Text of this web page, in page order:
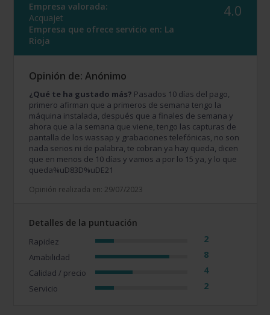
Empresa valorada:
Acquajet
Empresa que ofrece servicio en: La
Rioja
4.0
Opinión de: Anónimo
¿Qué te ha gustado más? Pasados 10 días del pago,
primero afirman que a primeros de semana tengo la
máquina instalada, después que a finales de semana y
ahora que a la semana que viene, tengo las capturas de
pantalla de los wassap y grabaciones telefónicas, no son
nada serios ni de palabra, te cobran ya hay queda, dicen
que en menos de 10 días y vamos a por lo 15 ya, y lo que
queda%uD83D%uDE21
Opinión realizada en: 29/07/2023
Detalles de la puntuación
Rapidez 2
Amabilidad 8
Calidad / precio 4
Servicio 2